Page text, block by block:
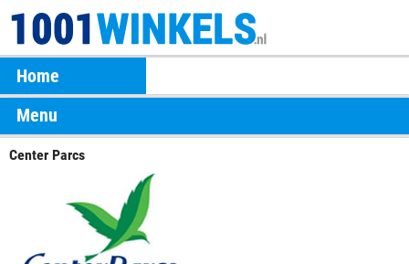
Home
Menu
Center Parcs